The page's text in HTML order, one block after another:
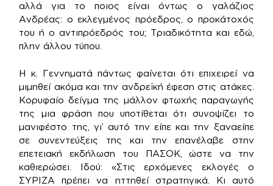
αλλά για το ποιος είναι όντως ο γαλάζιος
Ανδρέας: ο εκλεγμένος πρόεδρος, ο προκάτοχός
του ή ο αντιπρόεδρός του; Τριαδικότητα και εδώ,
πλην άλλου τύπου.
Η κ. Γεννηματά πάντως φαίνεται ότι επιχειρεί να
μιμηθεί ακόμα και την ανδρεϊκή έφεση στις ατάκες.
Κορυφαίο δείγμα της μάλλον φτωχής παραγωγής
της μια φράση που υποτίθεται ότι συνοψίζει το
μανιφέστο της, γι’ αυτό την είπε και την ξαναείπε
σε συνεντεύξεις της και την επανέλαβε στην
επετειακή εκδήλωση του ΠΑΣΟΚ, ώστε να την
καθιερώσει. Ιδού: «Στις ερχόμενες εκλογές ο
ΣΥΡΙΖΑ πρέπει να ηττηθεί στρατηγικά. Κι αυτό